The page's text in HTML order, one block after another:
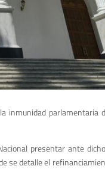
parlamentaria
presentar ante
se detalle el